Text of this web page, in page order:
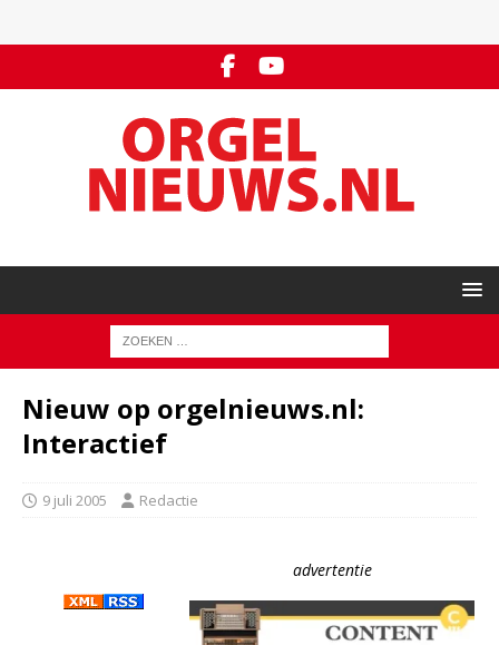
Nieuw op orgelnieuws.nl:
Interactief
9 juli 2005 Redactie
advertentie